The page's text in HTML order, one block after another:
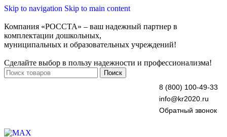
Skip to navigation Skip to main content
Компания «РОССТА» – ваш надежный партнер в
комплектации дошкольных,
муниципальных и образовательных учреждений!
Сделайте выбор в пользу надежности и профессионализма!
Поиск
8 (800) 100-49-33
info@kr2020.ru
Обратный звонок